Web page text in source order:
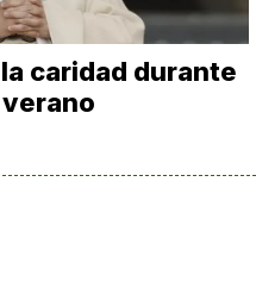
caridad durante